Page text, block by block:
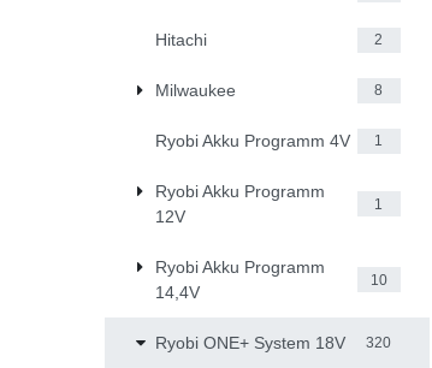
Hitachi 2
Milwaukee 8
Ryobi Akku Programm 4V 1
Ryobi Akku Programm
12V
1
Ryobi Akku Programm
14,4V
10
Ryobi ONE+ System 18V 320